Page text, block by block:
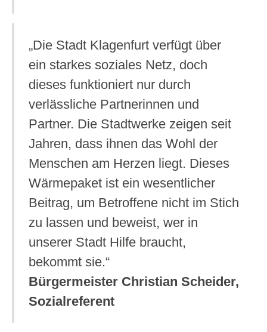
„Die Stadt Klagenfurt verfügt über
ein starkes soziales Netz, doch
dieses funktioniert nur durch
verlässliche Partnerinnen und
Partner. Die Stadtwerke zeigen seit
Jahren, dass ihnen das Wohl der
Menschen am Herzen liegt. Dieses
Wärmepaket ist ein wesentlicher
Beitrag, um Betroffene nicht im Stich
zu lassen und beweist, wer in
unserer Stadt Hilfe braucht,
bekommt sie.“
Bürgermeister Christian Scheider,
Sozialreferent